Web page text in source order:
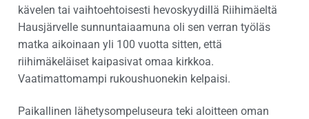
kävelen tai vaihtoehtoisesti hevoskyydillä Riihimäeltä
Hausjärvelle sunnuntaiaamuna oli sen verran työläs
matka aikoinaan yli 100 vuotta sitten, että
riihimäkeläiset kaipasivat omaa kirkkoa.
Vaatimattomampi rukoushuonekin kelpaisi.
Paikallinen lähetysompeluseura teki aloitteen oman